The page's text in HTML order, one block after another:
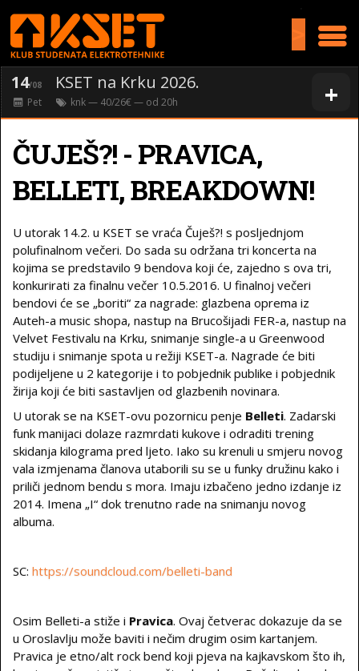
+
14/08 KSET na Krku 2026.
Pet knk— 40/26€ — od 20h
ČUJEŠ?! - PRAVICA,
BELLETI, BREAKDOWN!
U utorak 14.2. u KSET se vraća Čuješ?! s posljednjom
polufinalnom večeri. Do sada su održana tri koncerta na
kojima se predstavilo 9 bendova koji će, zajedno s ova tri,
konkurirati za finalnu večer 10.5.2016. U finalnoj večeri
bendovi će se „boriti“ za nagrade: glazbena oprema iz
Auteh-a music shopa, nastup na Brucošijadi FER-a, nastup na
Velvet Festivalu na Krku, snimanje single-a u Greenwood
studiju i snimanje spota u režiji KSET-a. Nagrade će biti
podijeljene u 2 kategorije i to pobjednik publike i pobjednik
žirija koji će biti sastavljen od glazbenih novinara.
U utorak se na KSET-ovu pozornicu penje Belleti. Zadarski
funk manijaci dolaze razmrdati kukove i odraditi trening
skidanja kilograma pred ljeto. Iako su krenuli u smjeru novog
vala izmjenama članova utaborili su se u funky družinu kako i
priliči jednom bendu s mora. Imaju izbačeno jedno izdanje iz
2014. Imena „I“ dok trenutno rade na snimanju novog
albuma.
SC: https://soundcloud.com/belleti-band
Osim Belleti-a stiže i Pravica. Ovaj četverac dokazuje da se
u Oroslavlju može baviti i nečim drugim osim kartanjem.
Pravica je etno/alt rock bend koji pjeva na kajkavskom što ih,